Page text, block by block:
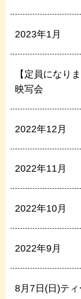
2023年1月
【定員になり
映写会
2022年12月
2022年11月
2022年10月
2022年9月
8月7日(日)テ